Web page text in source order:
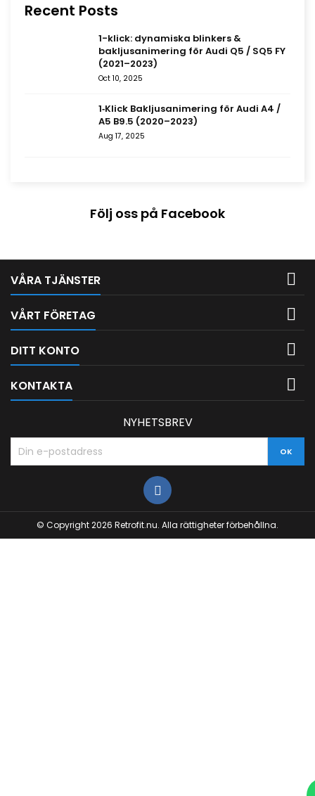
Recent Posts
1-klick: dynamiska blinkers &
bakljusanimering för Audi Q5 / SQ5 FY
(2021–2023)
Oct 10, 2025
1‑Klick Bakljusanimering för Audi A4 /
A5 B9.5 (2020–2023)
Aug 17, 2025
Följ oss på Facebook
VÅRA TJÄNSTER 
VÅRT FÖRETAG 
DITT KONTO 
KONTAKTA 
NYHETSBREV
© Copyright 2026 Retrofit.nu. Alla rättigheter förbehållna.